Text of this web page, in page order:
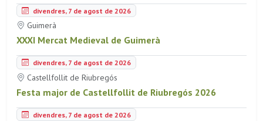
divendres, 7 de agost de 2026
Guimerà
XXXI Mercat Medieval de Guimerà
divendres, 7 de agost de 2026
Castellfollit de Riubregós
Festa major de Castellfollit de Riubregós 2026
divendres, 7 de agost de 2026